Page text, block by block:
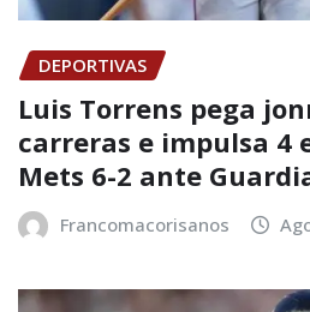
DEPORTIVAS
Luis Torrens pega
carreras e impulsa 4
Mets 6-2 ante
Francomacorisanos